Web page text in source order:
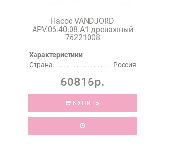
Насос VANDJORD
APV.06.40.08.A1 дренажный
76221008
Характеристики
Страна
Россия
60816р.
КУПИТЬ